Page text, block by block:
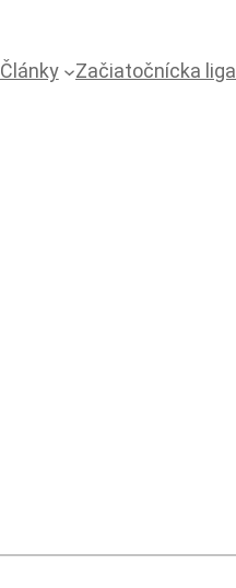
Články Začiatočnícka liga